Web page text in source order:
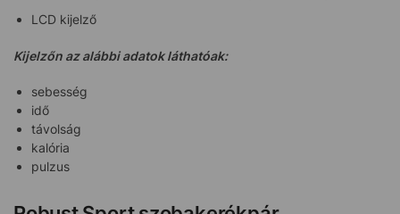
LCD kijelző
Kijelzőn az alábbi adatok láthatóak:
sebesség
idő
távolság
kalória
pulzus